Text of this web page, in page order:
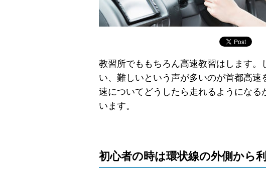
教習所でももちろん高速教習はします
い、難しいという声が多いのが首都高
速についてどうしたら走れるようにな
います。
初心者の時は環状線の外側から